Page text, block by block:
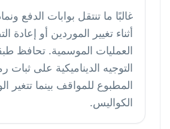
غالبًا ما تنتقل بوابات الدفع
أثناء تغيير الموردين أو إعادة
العمليات الموسمية. تحافظ
المطبوع للمواقف بينما تتغير
الكواليس.